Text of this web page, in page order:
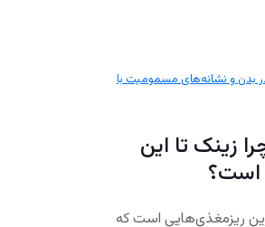
بدن و نشانه‌های مسمومیت با
زینک تا این
است؟
ریزمغذی‌هایی است که